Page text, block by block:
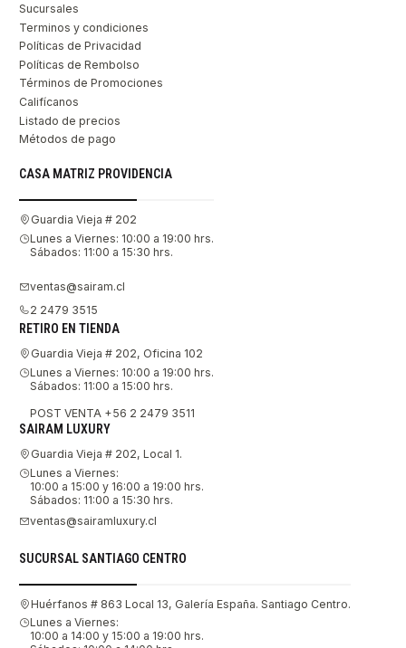
Sucursales
Terminos y condiciones
Políticas de Privacidad
Políticas de Rembolso
Términos de Promociones
Califícanos
Listado de precios
Métodos de pago
CASA MATRIZ PROVIDENCIA
Guardia Vieja # 202
Lunes a Viernes: 10:00 a 19:00 hrs.
Sábados: 11:00 a 15:30 hrs.
ventas@sairam.cl
2 2479 3515
RETIRO EN TIENDA
Guardia Vieja # 202, Oficina 102
Lunes a Viernes: 10:00 a 19:00 hrs.
Sábados: 11:00 a 15:00 hrs.
POST VENTA +56 2 2479 3511
SAIRAM LUXURY
Guardia Vieja # 202, Local 1.
Lunes a Viernes:
10:00 a 15:00 y 16:00 a 19:00 hrs.
Sábados: 11:00 a 15:30 hrs.
ventas@sairamluxury.cl
SUCURSAL SANTIAGO CENTRO
Huérfanos # 863 Local 13, Galería España. Santiago Centro.
Lunes a Viernes:
10:00 a 14:00 y 15:00 a 19:00 hrs.